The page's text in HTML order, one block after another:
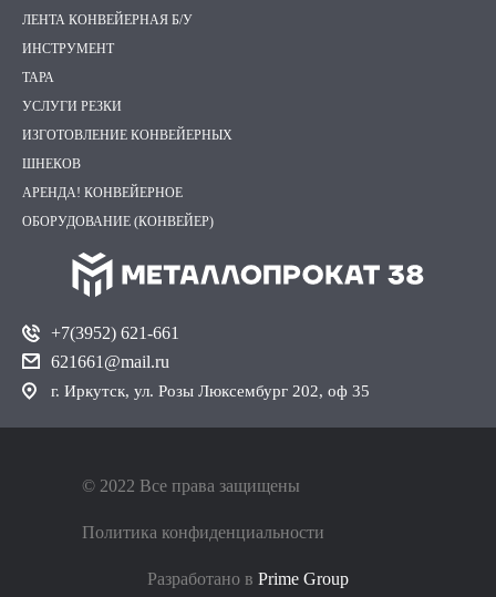
ЛЕНТА КОНВЕЙЕРНАЯ Б/У
ИНСТРУМЕНТ
ТАРА
УСЛУГИ РЕЗКИ
ИЗГОТОВЛЕНИЕ КОНВЕЙЕРНЫХ
ШНЕКОВ
АРЕНДА! КОНВЕЙЕРНОЕ
ОБОРУДОВАНИЕ (КОНВЕЙЕР)
+7(3952) 621-661
621661@mail.ru
г. Иркутск, ул. Розы Люксембург 202, оф 35
© 2022 Все права защищены
Политика конфиденциальности
Разработано в Prime Group